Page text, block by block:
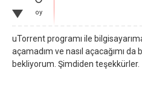
oy
uTorrent programı ile
açamadım ve nasıl açacağımı
bekliyorum. Şimdiden teşekkürler.